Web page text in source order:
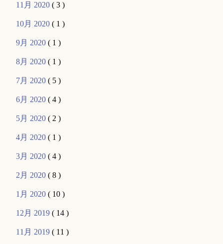
11月 2020( 3 )
10月 2020( 1 )
9月 2020( 1 )
8月 2020( 1 )
7月 2020( 5 )
6月 2020( 4 )
5月 2020( 2 )
4月 2020( 1 )
3月 2020( 4 )
2月 2020( 8 )
1月 2020( 10 )
12月 2019( 14 )
11月 2019( 11 )